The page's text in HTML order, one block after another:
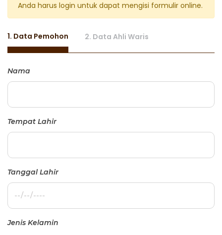
Anda harus login untuk dapat mengisi formulir online.
1. Data Pemohon 2. Data Ahli Waris
Nama
Tempat Lahir
Tanggal Lahir
Jenis Kelamin